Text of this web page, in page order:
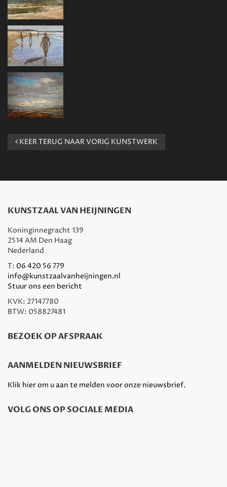
KEER TERUG NAAR VORIG KUNSTWERK
KUNSTZAAL VAN HEIJNINGEN
Koninginnegracht 139
2514 AM Den Haag
Nederland
T: 06 420 56 779
info@kunstzaalvanheijningen.nl
Stuur ons een bericht
KVK: 27147780
BTW: 058827481
BEZOEK OP AFSPRAAK
AANMELDEN NIEUWSBRIEF
Klik hier om u aan te melden voor onze nieuwsbrief.
VOLG ONS OP SOCIALE MEDIA